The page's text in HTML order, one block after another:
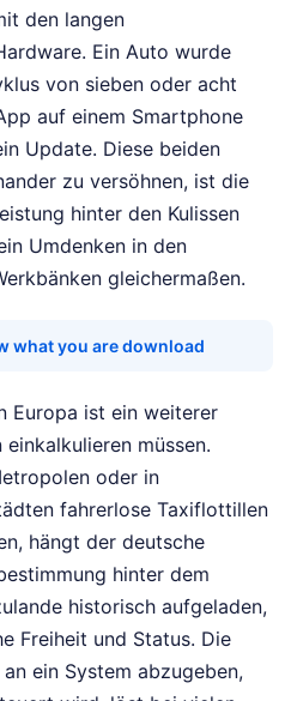
den langen
Ein Auto wurde
von sieben oder acht
auf einem Smartphone
Update. Diese beiden
zu versöhnen, ist die
hinter den Kulissen
Umdenken in den
gleichermaßen.
what you are download
Europa ist ein weiterer
müssen.
oder in
fahrerlose Taxiflottillen
hängt der deutsche
hinter dem
historisch aufgeladen,
Freiheit und Status. Die
ein System abzugeben,